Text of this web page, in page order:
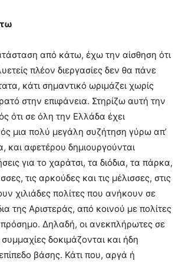
από κάτω, έχω την αίσθηση ότι
πλέον διεργασίες δεν θα πάνε
κάτι σημαντικό ωριμάζει χωρίς
στην επιφάνεια. Στηρίζω αυτή την
ότι σε όλη την Ελλάδα έχει
μια πολύ μεγάλη συζήτηση γύρω απ’
και αφετέρου δημιουργούνται
για το χαράτσι, τα διόδια, τα πάρκα,
τις αρκούδες και τις μέλισσες, στις
χιλιάδες πολίτες που ανήκουν σε
της Αριστεράς, από κοινού με πολίτες
Δηλαδή, οι ανεκπλήρωτες σε
δοκιμάζονται και ήδη
βάσης. Κάτι που, αργά ή